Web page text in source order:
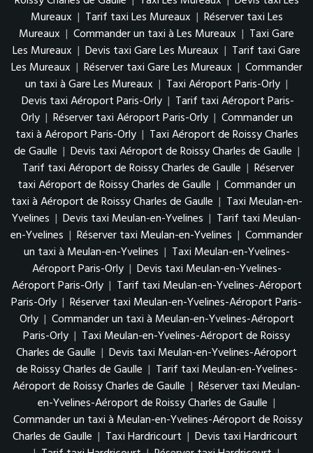
Mureaux | Tarif taxi Les Mureaux | Réserver taxi Les
Mureaux | Commander un taxi à Les Mureaux | Taxi Gare
Les Mureaux | Devis taxi Gare Les Mureaux | Tarif taxi Gare
Les Mureaux | Réserver taxi Gare Les Mureaux | Commander
un taxi à Gare Les Mureaux | Taxi Aéroport Paris-Orly |
Devis taxi Aéroport Paris-Orly | Tarif taxi Aéroport Paris-
Orly | Réserver taxi Aéroport Paris-Orly | Commander un
taxi à Aéroport Paris-Orly | Taxi Aéroport de Roissy Charles
de Gaulle | Devis taxi Aéroport de Roissy Charles de Gaulle |
Tarif taxi Aéroport de Roissy Charles de Gaulle | Réserver
taxi Aéroport de Roissy Charles de Gaulle | Commander un
taxi à Aéroport de Roissy Charles de Gaulle | Taxi Meulan-en-
Yvelines | Devis taxi Meulan-en-Yvelines | Tarif taxi Meulan-
en-Yvelines | Réserver taxi Meulan-en-Yvelines | Commander
un taxi à Meulan-en-Yvelines | Taxi Meulan-en-Yvelines-
Aéroport Paris-Orly | Devis taxi Meulan-en-Yvelines-
Aéroport Paris-Orly | Tarif taxi Meulan-en-Yvelines-Aéroport
Paris-Orly | Réserver taxi Meulan-en-Yvelines-Aéroport Paris-
Orly | Commander un taxi à Meulan-en-Yvelines-Aéroport
Paris-Orly | Taxi Meulan-en-Yvelines-Aéroport de Roissy
Charles de Gaulle | Devis taxi Meulan-en-Yvelines-Aéroport
de Roissy Charles de Gaulle | Tarif taxi Meulan-en-Yvelines-
Aéroport de Roissy Charles de Gaulle | Réserver taxi Meulan-
en-Yvelines-Aéroport de Roissy Charles de Gaulle |
Commander un taxi à Meulan-en-Yvelines-Aéroport de Roissy
Charles de Gaulle | Taxi Hardricourt | Devis taxi Hardricourt